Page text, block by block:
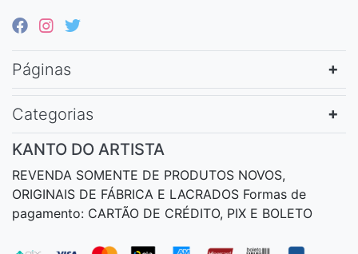
Páginas
Categorias
KANTO DO ARTISTA
REVENDA SOMENTE DE PRODUTOS NOVOS,
ORIGINAIS DE FÁBRICA E LACRADOS Formas de
pagamento: CARTÃO DE CRÉDITO, PIX E BOLETO